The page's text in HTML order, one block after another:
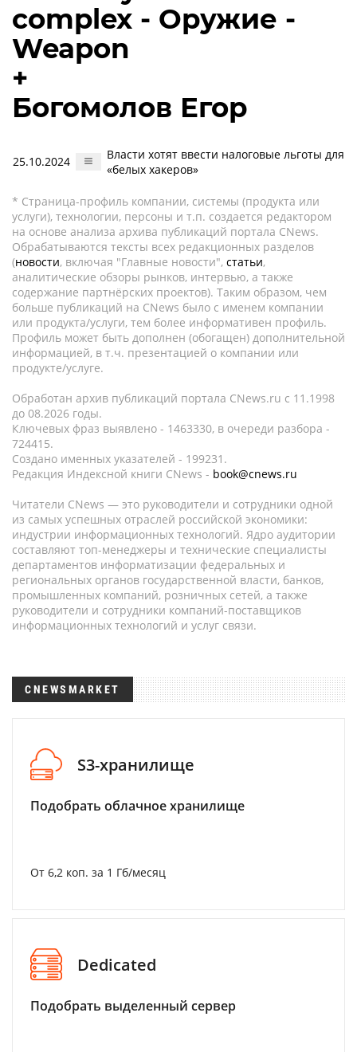
complex - Оружие -
Weapon
+
Богомолов Егор
25.10.2024
Власти хотят ввести налоговые льготы для
«белых хакеров»
* Страница-профиль компании, системы (продукта или
услуги), технологии, персоны и т.п. создается редактором
на основе анализа архива публикаций портала CNews.
Обрабатываются тексты всех редакционных разделов
(новости, включая "Главные новости", статьи,
аналитические обзоры рынков, интервью, а также
содержание партнёрских проектов). Таким образом, чем
больше публикаций на CNews было с именем компании
или продукта/услуги, тем более информативен профиль.
Профиль может быть дополнен (обогащен) дополнительной
информацией, в т.ч. презентацией о компании или
продукте/услуге.
Обработан архив публикаций портала CNews.ru c 11.1998
до 08.2026 годы.
Ключевых фраз выявлено - 1463330, в очереди разбора -
724415.
Создано именных указателей - 199231.
Редакция Индексной книги CNews - book@cnews.ru
Читатели CNews — это руководители и сотрудники одной
из самых успешных отраслей российской экономики:
индустрии информационных технологий. Ядро аудитории
составляют топ-менеджеры и технические специалисты
департаментов информатизации федеральных и
региональных органов государственной власти, банков,
промышленных компаний, розничных сетей, а также
руководители и сотрудники компаний-поставщиков
информационных технологий и услуг связи.
CNEWSMARKET
S3-хранилище
Подобрать облачное хранилище
От 6,2 коп. за 1 Гб/месяц
Dedicated
Подобрать выделенный сервер